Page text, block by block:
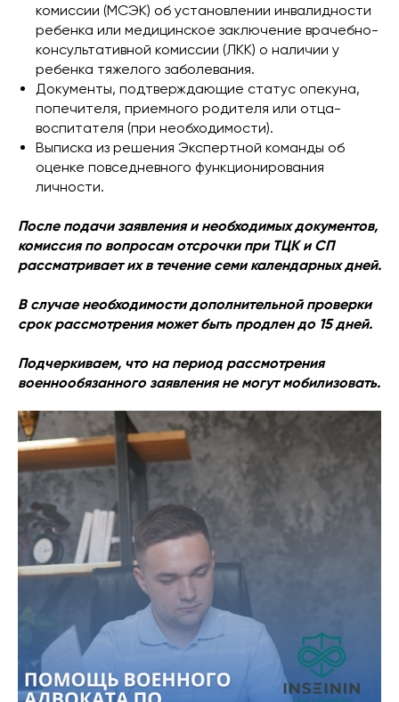
комиссии (МСЭК) об установлении инвалидности
ребенка или медицинское заключение врачебно-
консультативной комиссии (ЛКК) о наличии у
ребенка тяжелого заболевания.
Документы, подтверждающие статус опекуна,
попечителя, приемного родителя или отца-
воспитателя (при необходимости).
Выписка из решения Экспертной команды об
оценке повседневного функционирования
личности.
После подачи заявления и необходимых документов,
комиссия по вопросам отсрочки при ТЦК и СП
рассматривает их в течение семи календарных дней.
В случае необходимости дополнительной проверки
срок рассмотрения может быть продлен до 15 дней.
Подчеркиваем, что на период рассмотрения
военнообязанного заявления не могут мобилизовать.